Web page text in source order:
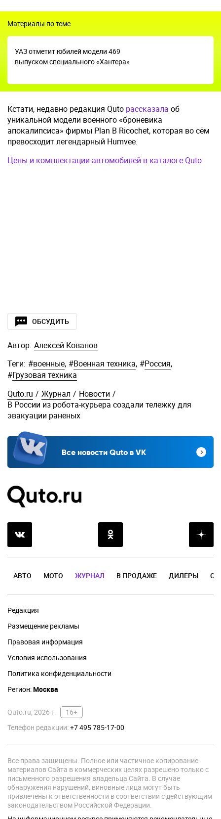
Материалы по теме
УАЗ отметит юбилей модели 469
выпуском специального «Хантера»
Кстати, недавно редакция Quto рассказала об
уникальной модели военного «броневика
апокалипсиса» фирмы Plan B Ricochet, которая во сём
превосходит легендарный Humvee.
Цены и комплектации автомобилей в каталоге Quto
ОБСУДИТЬ
Автор: Алексей Кованов
Теги: #военные, #Военная техника, #Россия,
#Грузовая техника
Quto.ru / Журнал / Новости /
В России из робота-курьера создали тележку для
эвакуации раненых
Все новости Quto в VK
АВТО МОТО ЖУРНАЛ В ПРОДАЖЕ ДИЛЕРЫ
Редакция
Размещение рекламы
Правовая информация
Условия использования
Политика конфиденциальности
Регион:Москва
Quto.ru, 2026 г.
16+
Телефон редакции:+7 495 785-17-00
Все права защищены. Полное или частичное копирование
материалов Сайта в коммерческих целях разрешено только с
письменного разрешения владельца Сайта. В случае
обнаружения нарушений, виновные лица могут быть
привлечены к ответственности в соответствии с действующим
законодательством Российской Федерации.